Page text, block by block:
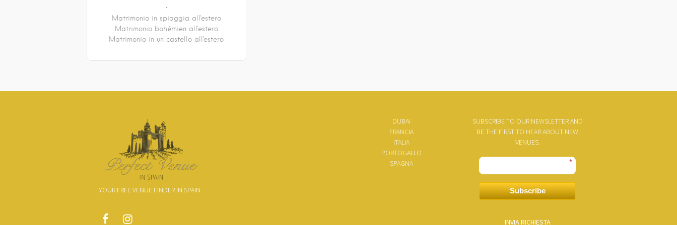
Matrimonio in spiaggia all'estero
Matrimonio bohémien all'estero
Matrimonio in un castello all'estero
YOUR FREE VENUE FINDER IN SPAIN
DUBAI
FRANCIA
ITALIA
PORTOGALLO
SPAGNA
SUBSCRIBE TO OUR NEWSLETTER AND
BE THE FIRST TO HEAR ABOUT NEW
VENUES.
*
Subscribe
INVIA RICHIESTA